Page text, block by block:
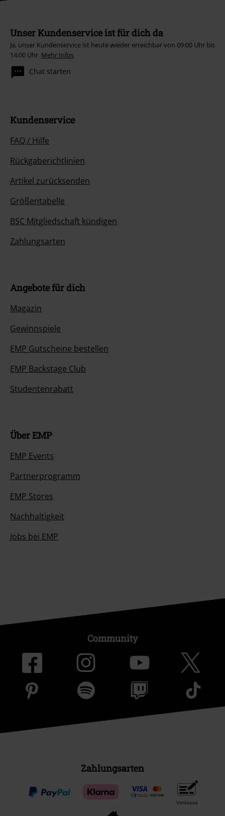
Unser Kundenservice ist für dich da
Ja, unser Kundenservice ist heute wieder erreichbar von 09:00 Uhr bis
14:00 Uhr. Mehr Infos
Chat starten
Kundenservice
FAQ / Hilfe
Rückgaberichtlinien
Artikel zurücksenden
Größentabelle
BSC Mitgliedschaft kündigen
Zahlungsarten
Angebote für dich
Magazin
Gewinnspiele
EMP Gutscheine bestellen
EMP Backstage Club
Studentenrabatt
Über EMP
EMP Events
Partnerprogramm
EMP Stores
Nachhaltigkeit
Jobs bei EMP
Community
Zahlungsarten
Vorkasse